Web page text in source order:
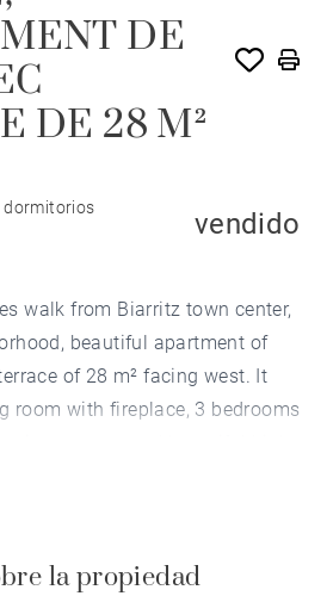
DE
DE 28 M²
dormitorios
vendido
walk from Biarritz town center,
beautiful apartment of
of 28 m² facing west. It
room with fireplace, 3 bedrooms
parking in the residence. Very
la propiedad